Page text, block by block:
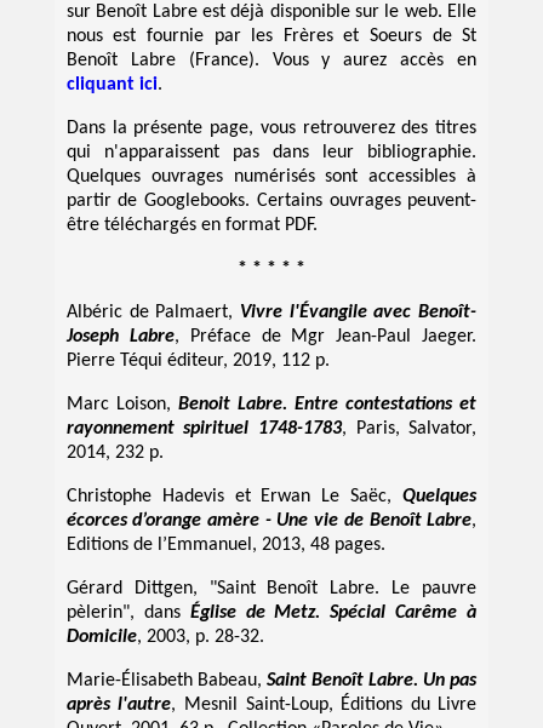
sur Benoît Labre est déjà disponible sur le web. Elle
nous est fournie par les Frères et Soeurs de St
Benoît Labre (France). Vous y aurez accès en
cliquant ici.
Dans la présente page, vous retrouverez des titres
qui n'apparaissent pas dans leur bibliographie.
Quelques ouvrages numérisés sont accessibles à
partir de Googlebooks. Certains ouvrages peuvent-
être téléchargés en format PDF.
* * * * *
Albéric de Palmaert, Vivre l'Évangile avec Benoît-
Joseph Labre, Préface de Mgr Jean-Paul Jaeger.
Pierre Téqui éditeur, 2019, 112 p.
Marc Loison, Benoit Labre. Entre contestations et
rayonnement spirituel 1748-1783, Paris, Salvator,
2014, 232 p.
Christophe Hadevis et Erwan Le Saëc,Quelques
écorces d’orange amère - Une vie de Benoît Labre,
Editions de l’Emmanuel, 2013, 48 pages.
Gérard Dittgen, "Saint Benoît Labre. Le pauvre
pèlerin", dans Église de Metz. Spécial Carême à
Domicile, 2003, p. 28-32.
Marie-Élisabeth Babeau, Saint Benoît Labre. Un pas
après l'autre, Mesnil Saint-Loup, Éditions du Livre